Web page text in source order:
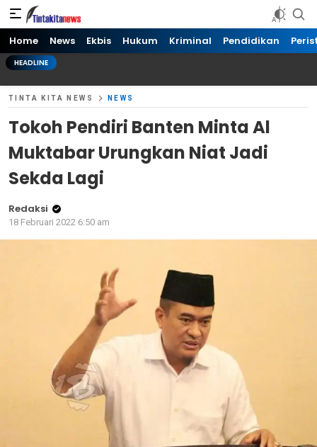
Tinta kita News
Informasi Terkini
Home News Ekbis Hukum Kriminal Pendidikan
HEADLINE
TINTA KITA NEWS NEWS
Tokoh Pendiri Banten Minta Al
Muktabar Urungkan Niat Jadi
Sekda Lagi
Redaksi
18 Februari 2022 6:50 am